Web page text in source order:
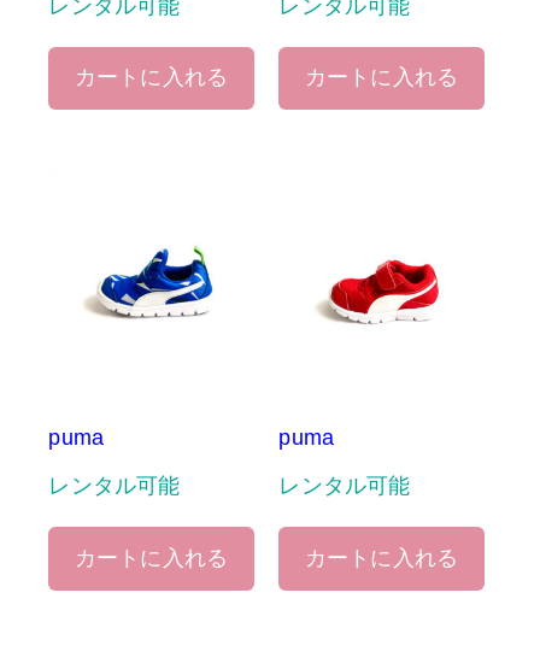
レンタル可能
カートに入れる
レンタル可能
カートに入れる
puma
レンタル可能
カートに入れる
puma
レンタル可能
カートに入れる